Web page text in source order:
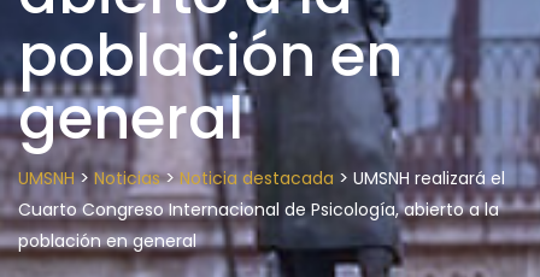
población en
general
UMSNH> Noticias>Noticia destacada > UMSNH realizará el
Cuarto Congreso Internacional de Psicología, abierto a la
población en general